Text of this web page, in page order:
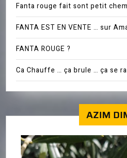
Fanta rouge fait sont petit
FANTA EST EN VENTE … sur
FANTA ROUGE ?
Ca Chauffe … ça brule … ça se
AZIM